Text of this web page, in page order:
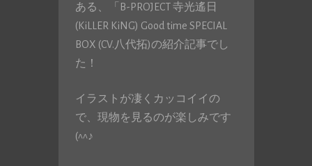
ある、「B-PROJECT 寺光遙日
(KiLLER KiNG) Good time SPECIAL
BOX (CV.八代拓)の紹介記事でし
た！
イラストが凄くカッコイイの
で、現物を見るのが楽しみです
(^^♪